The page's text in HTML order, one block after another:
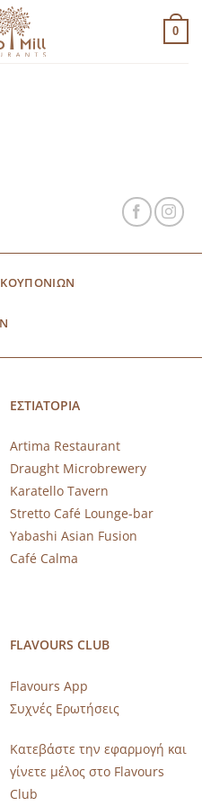
0
ΕΣΤΙΑΤΟΡΙΑ
Artima Restaurant
Draught Microbrewery
Karatello Tavern
Stretto Café Lounge-bar
Yabashi Asian Fusion
Café Calma
FLAVOURS CLUB
Flavours App
Συχνές Ερωτήσεις
Κατεβάστε την εφαρμογή και
γίνετε μέλος στο Flavours
Club